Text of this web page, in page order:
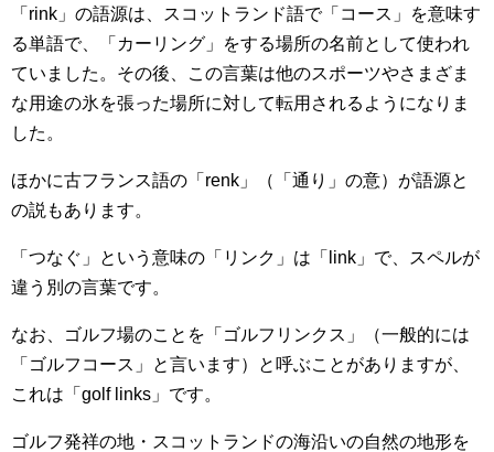
「rink」の語源は、スコットランド語で「コース」を意味す
る単語で、「カーリング」をする場所の名前として使われ
ていました。その後、この言葉は他のスポーツやさまざま
な用途の氷を張った場所に対して転用されるようになりま
した。
ほかに古フランス語の「renk」（「通り」の意）が語源と
の説もあります。
「つなぐ」という意味の「リンク」は「link」で、スペルが
違う別の言葉です。
なお、ゴルフ場のことを「ゴルフリンクス」（一般的には
「ゴルフコース」と言います）と呼ぶことがありますが、
これは「golf links」です。
ゴルフ発祥の地・スコットランドの海沿いの自然の地形を